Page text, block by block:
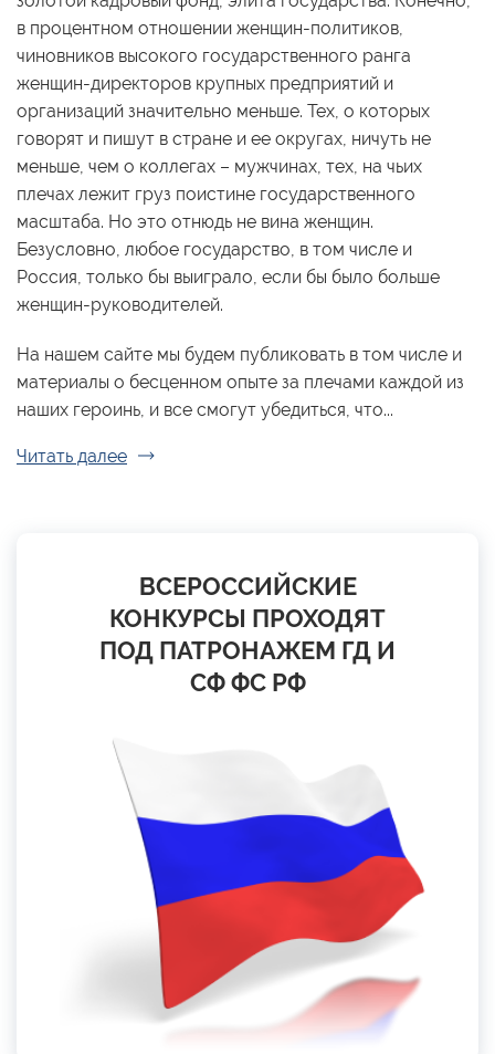
в процентном отношении женщин-политиков,
чиновников высокого государственного ранга
женщин-директоров крупных предприятий и
организаций значительно меньше. Тех, о которых
говорят и пишут в стране и ее округах, ничуть не
меньше, чем о коллегах – мужчинах, тех, на чьих
плечах лежит груз поистине государственного
масштаба. Но это отнюдь не вина женщин.
Безусловно, любое государство, в том числе и
Россия, только бы выиграло, если бы было больше
женщин-руководителей.
На нашем сайте мы будем публиковать в том числе и
материалы о бесценном опыте за плечами каждой из
наших героинь, и все смогут убедиться, что...
Читать далее
ВСЕРОССИЙСКИЕ
КОНКУРСЫ ПРОХОДЯТ
ПОД ПАТРОНАЖЕМ ГД И
СФ ФС РФ